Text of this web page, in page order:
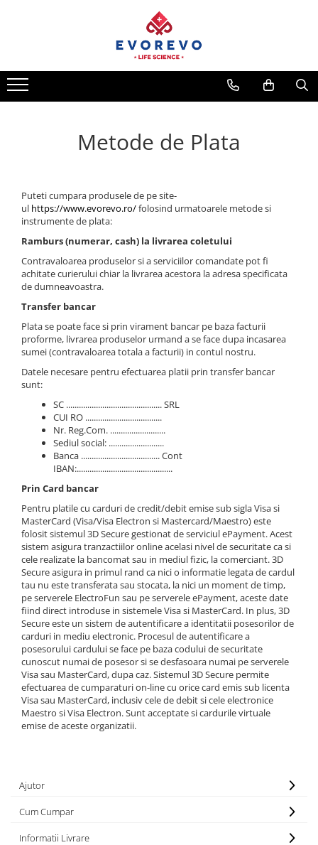
Nebulizatoare
Concentratoare oxigen
Cabluri extensie
Capnometre
Lampi operatie
Negatoscoape
Holter EKG
Perfuzomate
Injectomate
CPAP si AUTOCPAP
Instrumentar
Instalatii gaze medicinale
Oxigenatoare
Statii gaze medicinale
Prize gaze medicinale
Regulatoare presiune gaze
Carucioare butelii gaze
Conectori gaze medicinale
Componente statii gaze
Panouri control si alarmare
Console ATI si UPU
Dispozitive si sisteme de prindere /
fixare
Rampa gaze medicale pat pacient
Rampa iluminat alarmare
Robineti
Accesorii vase
Tevi cupru si accesorii
Console tavan sali operatie
Adaptori/cuple
Capsule, filtre finale apa sterila
Prefiltre lavoare
Termometre
Higrometre
Metode de Plata
Puteti cumpara produsele de pe site-
ul https://www.evorevo.ro/folosind urmatoarele metode si
instrumente de plata:
Ramburs (numerar, cash) la livrarea coletului
Contravaloarea produselor si a serviciilor comandate pot fi
achitate curierului chiar la livrarea acestora la adresa specificata
de dumneavoastra.
Transfer bancar
Plata se poate face si prin virament bancar pe baza facturii
proforme, livrarea produselor urmand a se face dupa incasarea
sumei (contravaloarea totala a facturii) in contul nostru.
Datele necesare pentru efectuarea platii prin transfer bancar
sunt:
SC ............................................. SRL
CUI RO ....................................
Nr. Reg.Com. ..........................
Sediul social: ..........................
Banca ..................................... Cont
IBAN:.............................................
Prin Card bancar
Pentru platile cu carduri de credit/debit emise sub sigla Visa si
MasterCard (Visa/Visa Electron si Mastercard/Maestro) este
folosit sistemul 3D Secure gestionat de serviciul ePayment. Acest
sistem asigura tranzactiilor online acelasi nivel de securitate ca si
cele realizate la bancomat sau in mediul fizic, la comerciant. 3D
Secure asigura in primul rand ca nici o informatie legata de cardul
tau nu este transferata sau stocata, la nici un moment de timp,
pe serverele ElectroFun sau pe serverele ePayment, aceste date
fiind direct introduse in sistemele Visa si MasterCard. In plus, 3D
Secure este un sistem de autentificare a identitatii posesorilor de
carduri in mediu electronic. Procesul de autentificare a
posesorului cardului se face pe baza codului de securitate
cunoscut numai de posesor si se desfasoara numai pe serverele
Visa sau MasterCard, dupa caz. Sistemul 3D Secure permite
efectuarea de cumparaturi on-line cu orice card emis sub licenta
Visa sau MasterCard, inclusiv cele de debit si cele electronice
Maestro si Visa Electron. Sunt acceptate si cardurile virtuale
emise de aceste organizatii.
Ajutor
Cum Cumpar
Informatii Livrare